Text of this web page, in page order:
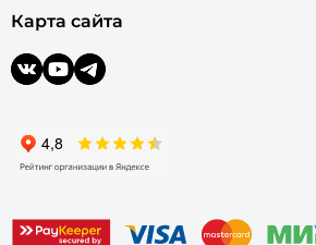
Карта сайта